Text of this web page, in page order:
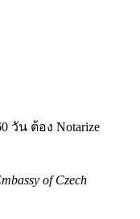
วัน ต้อง Notarize
of Czech